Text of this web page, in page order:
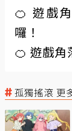
🍊 遊戲
囉！
🍊 遊戲角
孤獨搖滾 更